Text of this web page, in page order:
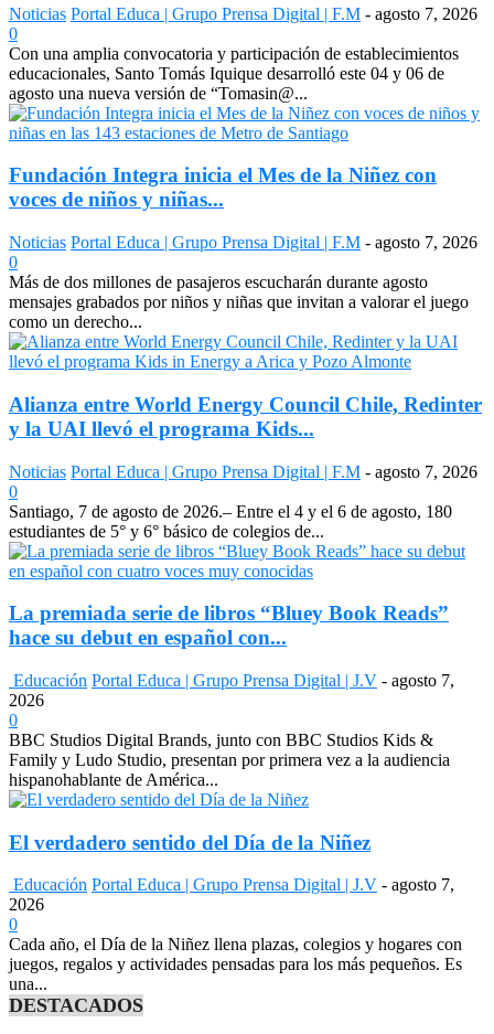
Noticias Portal Educa | Grupo Prensa Digital | F.M - agosto 7, 2026
0
Con una amplia convocatoria y participación de establecimientos
educacionales, Santo Tomás Iquique desarrolló este 04 y 06 de
agosto una nueva versión de “Tomasin@...
Fundación Integra inicia el Mes de la Niñez con
voces de niños y niñas...
Noticias Portal Educa | Grupo Prensa Digital | F.M - agosto 7, 2026
0
Más de dos millones de pasajeros escucharán durante agosto
mensajes grabados por niños y niñas que invitan a valorar el juego
como un derecho...
Alianza entre World Energy Council Chile, Redinter
y la UAI llevó el programa Kids...
Noticias Portal Educa | Grupo Prensa Digital | F.M - agosto 7, 2026
0
Santiago, 7 de agosto de 2026.– Entre el 4 y el 6 de agosto, 180
estudiantes de 5° y 6° básico de colegios de...
La premiada serie de libros “Bluey Book Reads”
hace su debut en español con...
Educación Portal Educa | Grupo Prensa Digital | J.V - agosto 7,
2026
0
BBC Studios Digital Brands, junto con BBC Studios Kids &
Family y Ludo Studio, presentan por primera vez a la audiencia
hispanohablante de América...
El verdadero sentido del Día de la Niñez
Educación Portal Educa | Grupo Prensa Digital | J.V - agosto 7,
2026
0
Cada año, el Día de la Niñez llena plazas, colegios y hogares con
juegos, regalos y actividades pensadas para los más pequeños. Es
una...
DESTACADOS